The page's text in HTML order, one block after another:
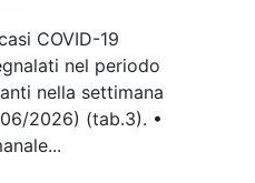
COVID-19
nel periodo
nella settimana
2026) (tab.3). •